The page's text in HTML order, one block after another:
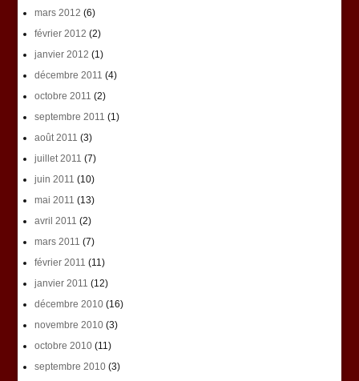
mars 2012 (6)
février 2012 (2)
janvier 2012 (1)
décembre 2011 (4)
octobre 2011 (2)
septembre 2011 (1)
août 2011 (3)
juillet 2011 (7)
juin 2011 (10)
mai 2011 (13)
avril 2011 (2)
mars 2011 (7)
février 2011 (11)
janvier 2011 (12)
décembre 2010(16)
novembre 2010(3)
octobre 2010(11)
septembre 2010(3)